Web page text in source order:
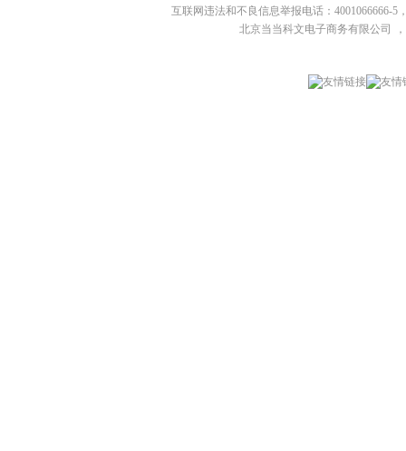
互联网违法和不良信息举报电话：4001066666-5
北京当当科文电子商务有限公司